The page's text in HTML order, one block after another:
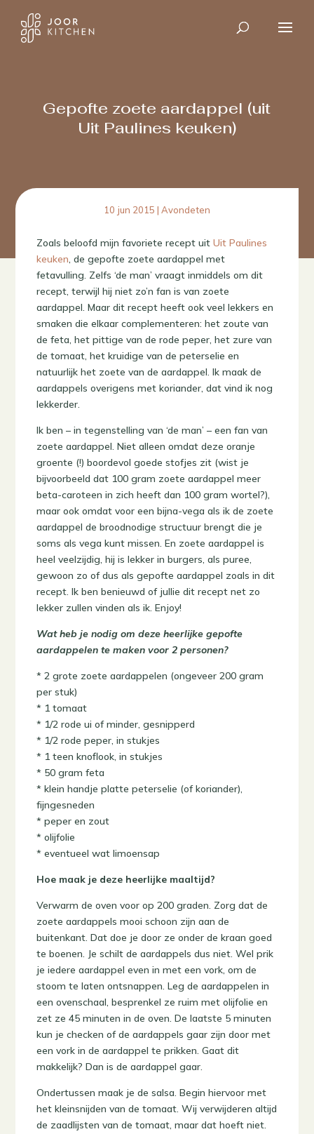
Gepofte zoete aardappel (uit
Uit Paulines keuken)
10 jun 2015 | Avondeten
Zoals beloofd mijn favoriete recept uitUit Paulines
keuken, de gepofte zoete aardappel met
fetavulling. Zelfs ‘de man’ vraagt inmiddels om dit
recept, terwijl hij niet zo’n fan is van zoete
aardappel. Maar dit recept heeft ook veel lekkers en
smaken die elkaar complementeren: het zoute van
de feta, het pittige van de rode peper, het zure van
de tomaat, het kruidige van de peterselie en
natuurlijk het zoete van de aardappel. Ik maak de
aardappels overigens met koriander, dat vind ik nog
lekkerder.
Ik ben – in tegenstelling van ‘de man’ – een fan van
zoete aardappel. Niet alleen omdat deze oranje
groente (!) boordevol goede stofjes zit (wist je
bijvoorbeeld dat 100 gram zoete aardappel meer
beta-caroteen in zich heeft dan 100 gram wortel?),
maar ook omdat voor een bijna-vega als ik de zoete
aardappel de broodnodige structuur brengt die je
soms als vega kunt missen. En zoete aardappel is
heel veelzijdig, hij is lekker in burgers, als puree,
gewoon zo of dus als gepofte aardappel zoals in dit
recept. Ik ben benieuwd of jullie dit recept net zo
lekker zullen vinden als ik. Enjoy!
Wat heb je nodig om deze heerlijke gepofte
aardappelen te maken voor 2 personen?
* 2 grote zoete aardappelen (ongeveer 200 gram
per stuk)
* 1 tomaat
* 1/2 rode ui of minder, gesnipperd
* 1/2 rode peper, in stukjes
* 1 teen knoflook, in stukjes
* 50 gram feta
* klein handje platte peterselie (of koriander),
fijngesneden
* peper en zout
* olijfolie
* eventueel wat limoensap
Hoe maak je deze heerlijke maaltijd?
Verwarm de oven voor op 200 graden. Zorg dat de
zoete aardappels mooi schoon zijn aan de
buitenkant. Dat doe je door ze onder de kraan goed
te boenen. Je schilt de aardappels dus niet. Wel prik
je iedere aardappel even in met een vork, om de
stoom te laten ontsnappen. Leg de aardappelen in
een ovenschaal, besprenkel ze ruim met olijfolie en
zet ze 45 minuten in de oven. De laatste 5 minuten
kun je checken of de aardappels gaar zijn door met
een vork in de aardappel te prikken. Gaat dit
makkelijk? Dan is de aardappel gaar.
Ondertussen maak je de salsa. Begin hiervoor met
het kleinsnijden van de tomaat. Wij verwijderen altijd
de zaadlijsten van de tomaat, maar dat hoeft niet.